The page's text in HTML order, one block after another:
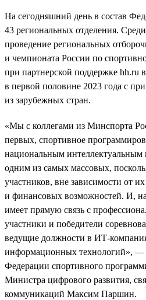
На сегодняшний день в состав
43 региональных отделения.
проведение региональных
и чемпионата России по
при партнерской поддержке hh.ru
в первой половине 2023 года с
из зарубежных стран.
«Мы с коллегами из Минспорта
первых, спортивное
национальным интеллектуальным
одним из самых массовых,
участников, вне зависимости от
и финансовых возможностей. И,
имеет прямую связь с
участники и победители
ведущие должности в ИТ-
информационных технологий», —
Федерации спортивного
Министра цифрового развития,
коммуникаций Максим Паршин.